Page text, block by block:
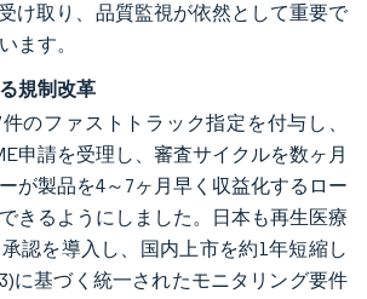
け取り、品質監視が依然として重要で
ます。
規制改革
のファストトラック指定を付与し、
申請を受理し、審査サイクルを数ヶ月
が製品を4～7ヶ月早く収益化するロー
きるようにしました。日本も再生医療
認を導入し、国内上市を約1年短縮し
に基づく統一されたモニタリング要件